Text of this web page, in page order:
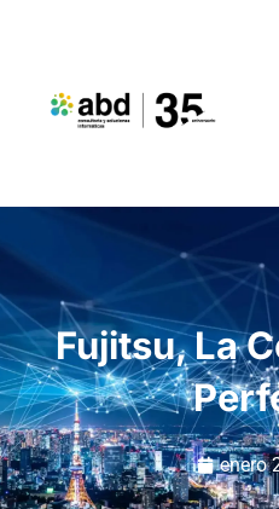
Fujitsu, La
enero